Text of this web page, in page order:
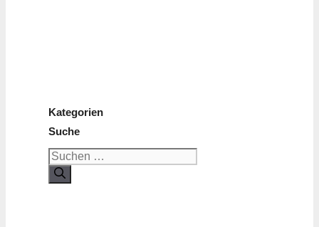
Kategorien
Suche
Suchen
nach: